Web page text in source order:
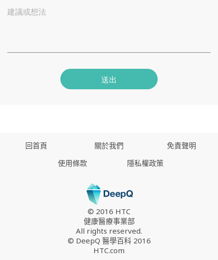
建議或想法
送出
回首頁 關於我們
免責聲明
使用條款
隱私權政策
© 2016 HTC
健康醫療事業部
All rights reserved.
© DeepQ 醫學百科 2016
HTC.com